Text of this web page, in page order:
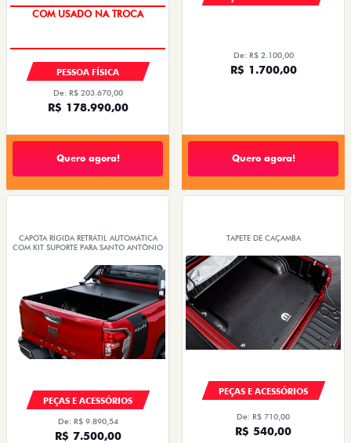
TAXA 0,99%
PESSOA FÍSICA
De: R$ 203.670,00
R$ 178.990,00
Quero agora!
De: R$ 2.100,00
R$ 1.700,00
Quero agora!
CAPOTA RÍGIDA RETRÁTIL AUTOMÁTICA
COM KIT SUPORTE PARA SANTO ANTÔNIO
PEÇAS E ACESSÓRIOS
De: R$ 9.890,54
R$ 7.500,00
TAPETE DE CAÇAMBA
PEÇAS E ACESSÓRIOS
De: R$ 710,00
R$ 540,00